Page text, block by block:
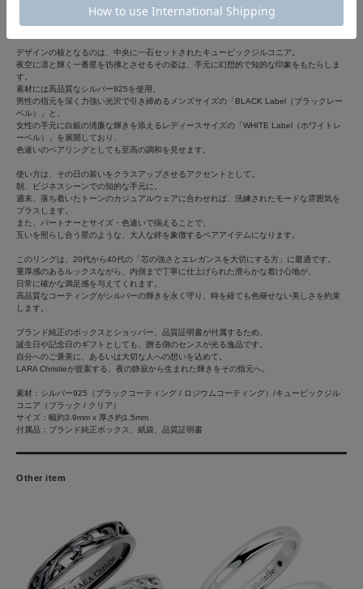
ラテン語で「夜」を意味する名を冠した「ノクス（Nox）」リングです。
デザインの核となるのは、中央に一石セットされたキュービックジルコニア。
夜空に凛と輝く一番星を彷彿とさせるその姿は、手元に幻想的で知的な印象をもたらしま
す。
素材には高品質なシルバー925を使用。
男性の指元を深く力強い光沢で引き締めるメンズサイズの「BLACK Label（ブラックレー
ベル）」と、
女性の手元に白銀の清廉な輝きを添えるレディースサイズの「WHITE Label（ホワイトレ
ーベル）」を展開しており、
色違いのペアリングとしても至高の調和を見せます。
使い方は、その日の装いをクラスアップさせるアクセントとして。
朝、ビジネスシーンでの知的な手元に。
週末、落ち着いたトーンのカジュアルウェアに合わせれば、洗練されたモードな雰囲気を
プラスします。
また、パートナーとサイズ・色違いで揃えることで、
互いを照らし合う星のような、大人な絆を象徴するペアアイテムになります。
このリングは、20代から40代の「芯の強さとエレガンスを大切にする方」に最適です。
重厚感のあるルックスながら、内側まで丁寧に仕上げられた滑らかな着け心地が、
日常に確かな満足感を与えてくれます。
高品質なコーティングがシルバーの輝きを永く守り、時を経ても色褪せない美しさを約束
します。
ブランド純正のボックスとショッパー、品質証明書が付属するため、
誕生日や記念日のギフトとしても、贈る側のセンスが光る逸品です。
自分へのご褒美に、あるいは大切な人への想いを込めて。
LARA Christieが提案する、夜の静寂から生まれた輝きをその指元へ。
素材：シルバー925（ブラックコーティング / ロジウムコーティング）/キュービックジル
コニア（ブラック / クリア）
サイズ：幅約3.9mm x 厚さ約1.5mm
付属品：ブランド純正ボックス、紙袋、品質証明書
Other item